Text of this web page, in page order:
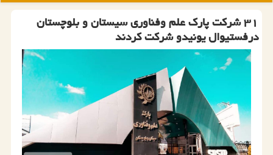
۳۱ شركت پارك علم وفناوری سیستان و بلوچستان
درفستیوال یونیدو شركت كردند